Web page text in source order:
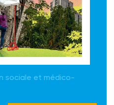
sociale et médico-